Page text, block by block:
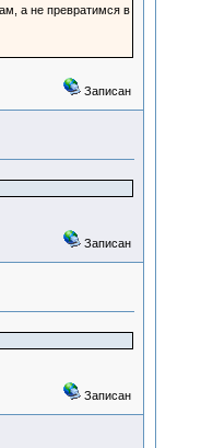
а не превратимся в
Записан
Записан
Записан